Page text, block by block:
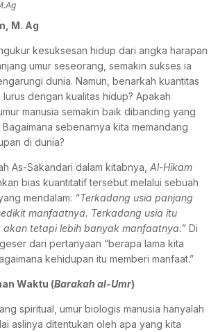
M. Ag
kesuksesan hidup dari angka harapan
umur seseorang, semakin sukses ia
dunia. Namun, benarkah kuantitas
dengan kualitas hidup? Apakah
manusia semakin baik dibanding yang
sebenarnya kita memandang
di dunia?
As-Sakandari dalam kitabnya, Al-Hikam
bias kuantitatif tersebut melalui sebuah
mendalam: “Terkadang usia panjang
manfaatnya. Terkadang usia itu
akan tetapi lebih banyak manfaatnya.” Di
dari pertanyaan “berapa lama kita
kehidupan itu memberi manfaat.”
Waktu (Barakah al-Umr)
spiritual, umur biologis manusia hanyalah
aslinya ditentukan oleh apa yang kita